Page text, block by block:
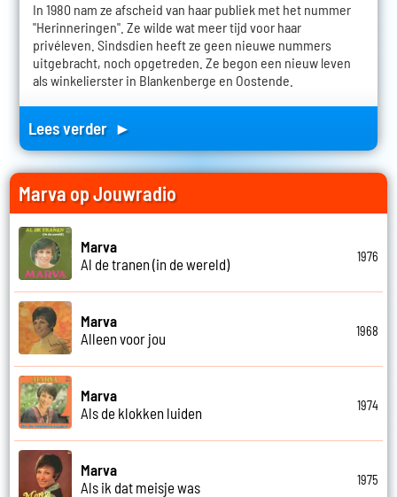
In 1980 nam ze afscheid van haar publiek met het nummer
"Herinneringen". Ze wilde wat meer tijd voor haar
privéleven. Sindsdien heeft ze geen nieuwe nummers
uitgebracht, noch opgetreden. Ze begon een nieuw leven
als winkelierster in Blankenberge en Oostende.
Lees verder ►
Marva op Jouwradio
Marva
Al de tranen (in de wereld)
1976
Marva
Alleen voor jou
1968
Marva
Als de klokken luiden
1974
Marva
Als ik dat meisje was
1975